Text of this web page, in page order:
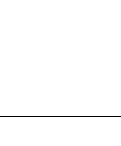
und Podcasts
(UKW + DAB+)